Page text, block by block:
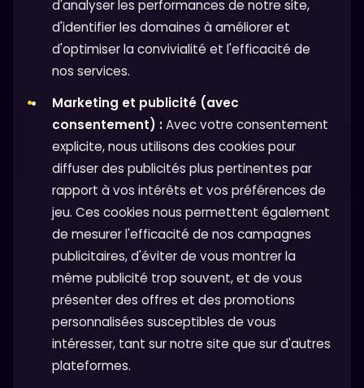
d'analyser les performances de notre site,
d'identifier les domaines à améliorer et
d'optimiser la convivialité et l'efficacité de
nos services.
Marketing et publicité (avec
consentement) :Avec votre consentement
explicite, nous utilisons des cookies pour
diffuser des publicités plus pertinentes par
rapport à vos intérêts et vos préférences de
jeu. Ces cookies nous permettent également
de mesurer l'efficacité de nos campagnes
publicitaires, d'éviter de vous montrer la
même publicité trop souvent, et de vous
présenter des offres et des promotions
personnalisées susceptibles de vous
intéresser, tant sur notre site que sur d'autres
plateformes.